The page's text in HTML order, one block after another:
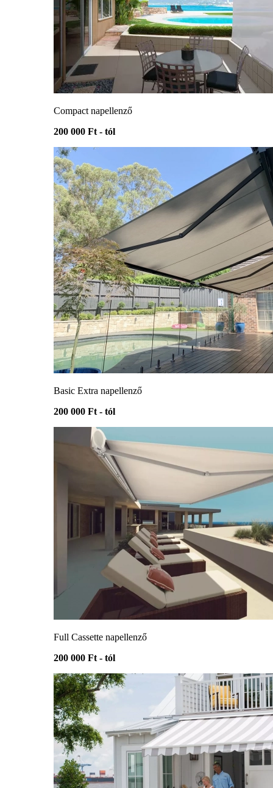
Compact napellenző
200 000 Ft - tól
Basic Extra napellenző
200 000 Ft - tól
Full Cassette napellenző
200 000 Ft - tól